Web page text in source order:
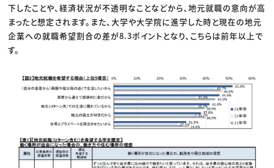
下したことや、経済状況が不透明なことなどから、地元就職の意向が高
まったと想定されます。また、大学や大学院に進学した時と現在の地元
企業への就職希望割合の差が8.3ポイントとなり、こちらは前年以上で
す。